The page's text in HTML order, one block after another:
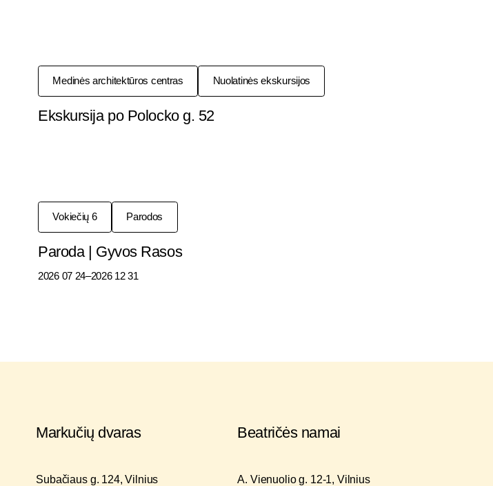
Medinės architektūros centras Nuolatinės ekskursijos
Ekskursija po Polocko g. 52
Vokiečių 6 Parodos
Paroda | Gyvos Rasos
2026 07 24–2026 12 31
Markučių dvaras
Subačiaus g. 124, Vilnius
Beatričės namai
A. Vienuolio g. 12-1, Vilnius